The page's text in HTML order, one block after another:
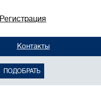
Регистрация
Контакты
ПОДОБРАТЬ